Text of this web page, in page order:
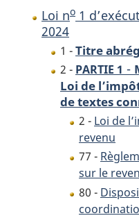
de
Loi no 1
2024
1 -Titre
2 - PARTIE 1 -
Loi de
de textes
2 - Loi de
revenu
77 -
sur le
80 -